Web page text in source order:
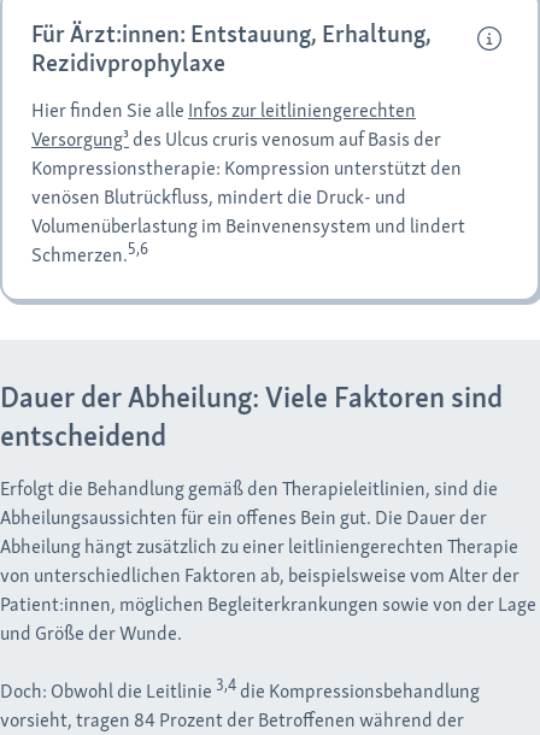
Für Ärzt:innen: Entstauung, Erhaltung,
Rezidivprophylaxe
Hier finden Sie alle Infos zur leitliniengerechten
Versorgung³ des Ulcus cruris venosum auf Basis der
Kompressionstherapie: Kompression unterstützt den
venösen Blutrückfluss, mindert die Druck- und
Volumenüberlastung im Beinvenensystem und lindert
Schmerzen.5,6
Dauer der Abheilung: Viele Faktoren sind
entscheidend
Erfolgt die Behandlung gemäß den Therapieleitlinien, sind die
Abheilungsaussichten für ein offenes Bein gut. Die Dauer der
Abheilung hängt zusätzlich zu einer leitliniengerechten Therapie
von unterschiedlichen Faktoren ab, beispielsweise vom Alter der
Patient:innen, möglichen Begleiterkrankungen sowie von der Lage
und Größe der Wunde.
Doch: Obwohl die Leitlinie 3,4 die Kompressionsbehandlung
vorsieht, tragen 84 Prozent der Betroffenen während der